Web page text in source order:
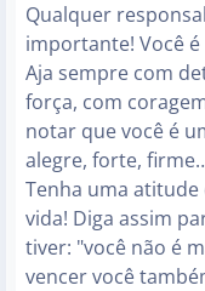
Qualquer
importante! Você
Aja sempre com
força, com
notar que você é
alegre, forte,
Tenha uma
vida! Diga assim
tiver: "você não é
vencer você